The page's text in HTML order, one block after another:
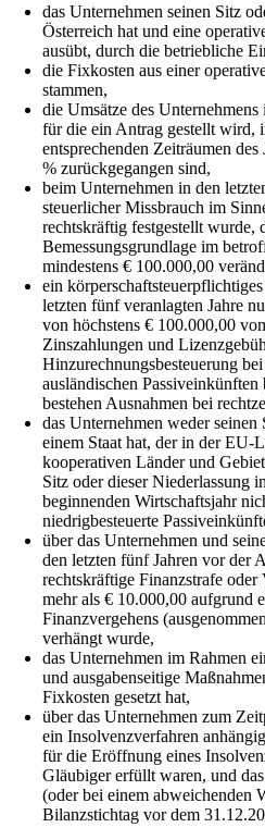
das Unternehmen seinen Sitz
Österreich hat und eine
ausübt, durch die betriebliche
die Fixkosten aus einer
stammen,
die Umsätze des
für die ein Antrag gestellt wird,
entsprechenden Zeiträumen
% zurückgegangen sind,
beim Unternehmen in den
steuerlicher Missbrauch im
rechtskräftig festgestellt wurde,
Bemessungsgrundlage im
mindestens € 100.000,00
ein
letzten fünf veranlagten Jahre
von höchstens € 100.000,00
Zinszahlungen und
Hinzurechnungsbesteuerung
ausländischen
bestehen Ausnahmen bei
das Unternehmen weder
einem Staat hat, der in der EU-
kooperativen Länder und
Sitz oder dieser Niederlassung
beginnenden Wirtschaftsjahr
niedrigbesteuerte
über das Unternehmen und
den letzten fünf Jahren vor der
rechtskräftige Finanzstrafe
mehr als € 10.000,00 aufgrund
Finanzvergehens
verhängt wurde,
das Unternehmen im Rahmen
und ausgabenseitige
Fixkosten gesetzt hat,
über das Unternehmen zum
ein Insolvenzverfahren
für die Eröffnung eines
Gläubiger erfüllt waren, und
(oder bei einem abweichenden
Bilanzstichtag vor dem